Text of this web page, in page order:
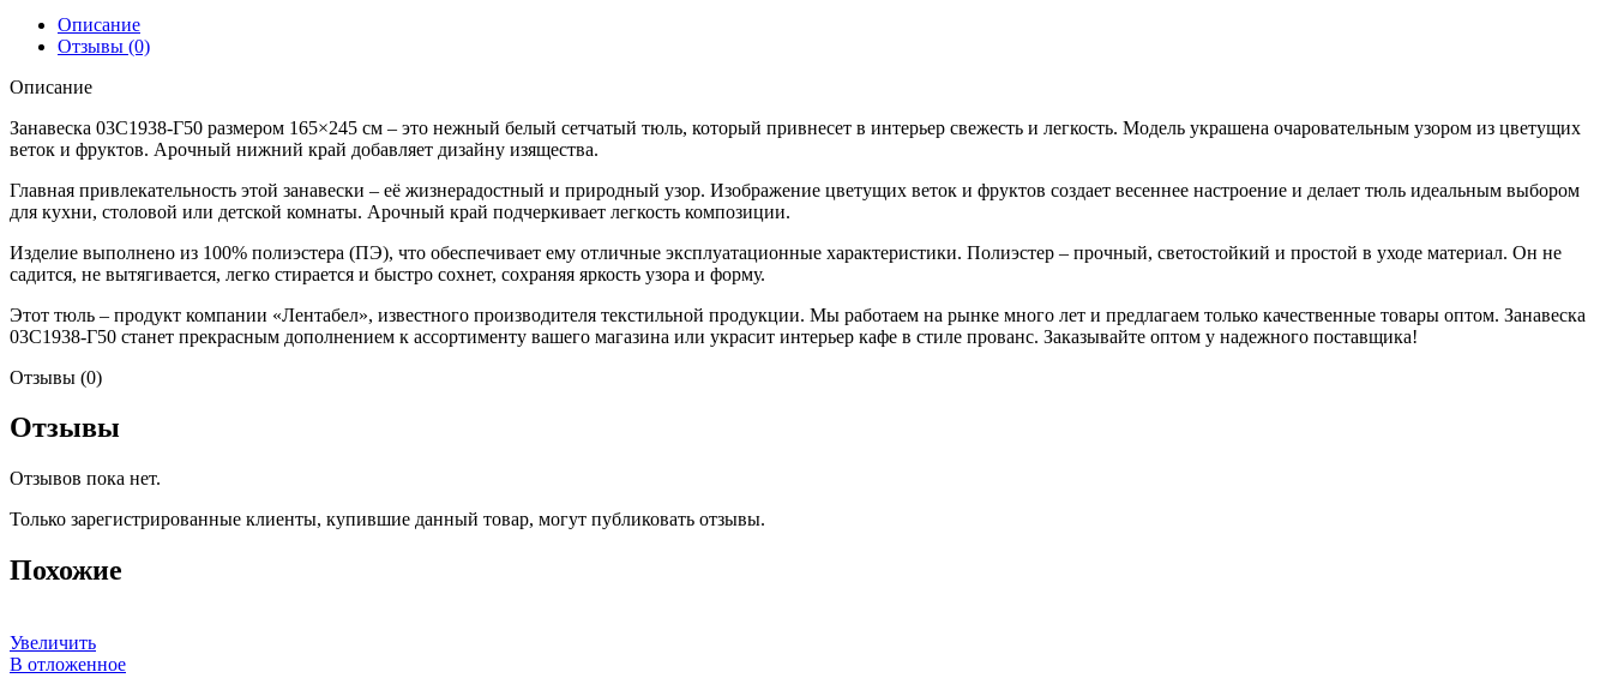
Описание
Отзывы (0)
Описание
Занавеска 03С1938-Г50 размером 165×245 см – это нежный белый сетчатый тюль, который привнесет в интерьер свежесть и легкость. Модель украшена очаровательным узором из цветущих
веток и фруктов. Арочный нижний край добавляет дизайну изящества.
Главная привлекательность этой занавески – её жизнерадостный и природный узор. Изображение цветущих веток и фруктов создает весеннее настроение и делает тюль идеальным выбором
для кухни, столовой или детской комнаты. Арочный край подчеркивает легкость композиции.
Изделие выполнено из 100% полиэстера (ПЭ), что обеспечивает ему отличные эксплуатационные характеристики. Полиэстер – прочный, светостойкий и простой в уходе материал. Он не
садится, не вытягивается, легко стирается и быстро сохнет, сохраняя яркость узора и форму.
Этот тюль – продукт компании «Лентабел», известного производителя текстильной продукции. Мы работаем на рынке много лет и предлагаем только качественные товары оптом. Занавеска
03С1938-Г50 станет прекрасным дополнением к ассортименту вашего магазина или украсит интерьер кафе в стиле прованс. Заказывайте оптом у надежного поставщика!
Отзывы (0)
Отзывы
Отзывов пока нет.
Только зарегистрированные клиенты, купившие данный товар, могут публиковать отзывы.
Похожие
Увеличить
В отложенное